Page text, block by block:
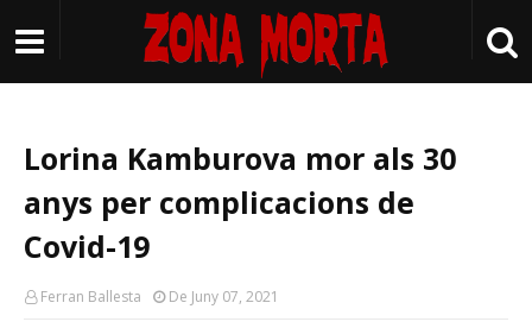
Lorina Kamburova mor als 30
anys per complicacions de
Covid-19
Ferran Ballesta De Juny 07, 2021